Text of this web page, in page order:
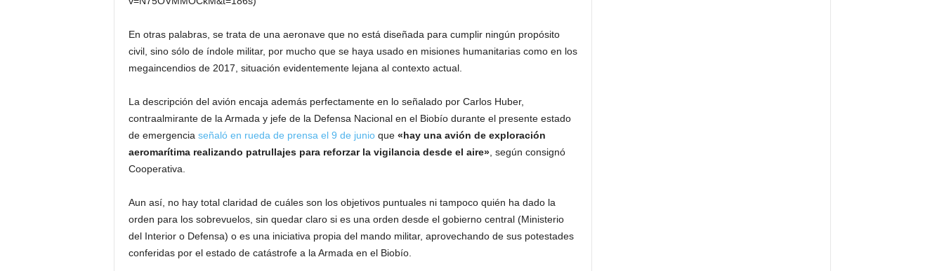
En otras palabras, se trata de una aeronave que no está diseñada para cumplir ningún propósito
civil, sino sólo de índole militar, por mucho que se haya usado en misiones humanitarias como en los
megaincendios de 2017, situación evidentemente lejana al contexto actual.
La descripción del avión encaja además perfectamente en lo señalado por Carlos Huber,
contraalmirante de la Armada y jefe de la Defensa Nacional en el Biobío durante el presente estado
de emergencia señaló en rueda de prensa el 9 de junioque «hay una avión de exploración
aeromarítima realizando patrullajes para reforzar la vigilancia desde el aire», según consignó
Cooperativa.
Aun así, no hay total claridad de cuáles son los objetivos puntuales ni tampoco quién ha dado la
orden para los sobrevuelos, sin quedar claro si es una orden desde el gobierno central (Ministerio
del Interior o Defensa) o es una iniciativa propia del mando militar, aprovechando de sus potestades
conferidas por el estado de catástrofe a la Armada en el Biobío.